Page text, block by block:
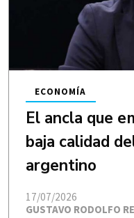
El ancla que
baja calidad
argentino
GUSTAVO RODOLFO
ECONOMÍA
17/07/2026